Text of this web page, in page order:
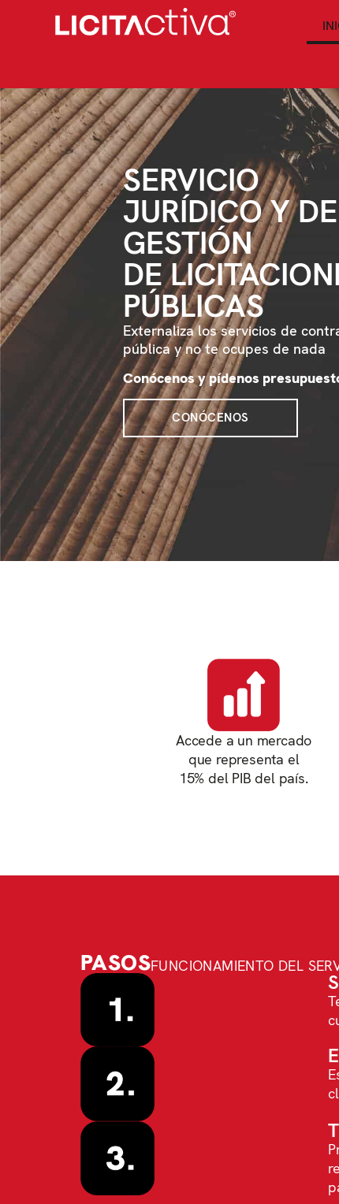
SERVICIO
JURÍDICO Y DE
GESTIÓN
DE
PÚBLICAS
Externaliza los servicios de
pública y no te ocupes de nada
Conócenos y pídenos
CONÓCENOS
Accede a un mercado
que representa el
15% del PIB del país.
PASOSFUNCIONAMIENTO DEL